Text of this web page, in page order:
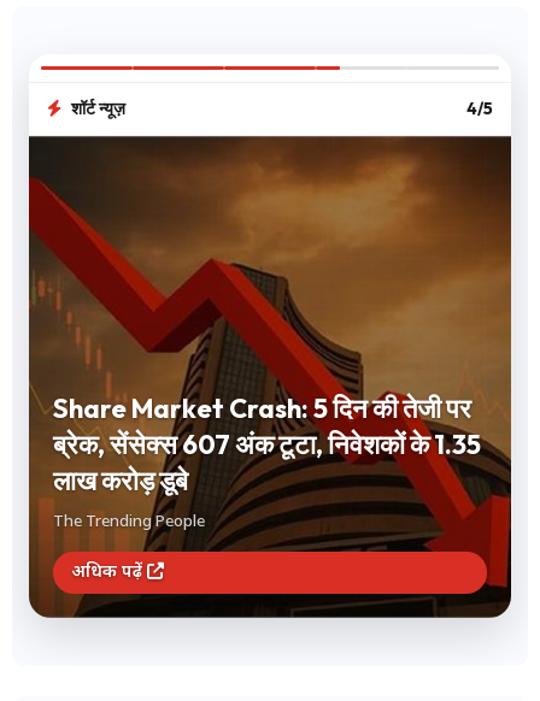
शॉर्ट न्यूज़ 4/5
Share Market Crash: 5 दिन की तेजी पर
ब्रेक, सेंसेक्स 607 अंक टूटा, निवेशकों के 1.35
लाख करोड़ डूबे
The Trending People
अधिक पढ़ें